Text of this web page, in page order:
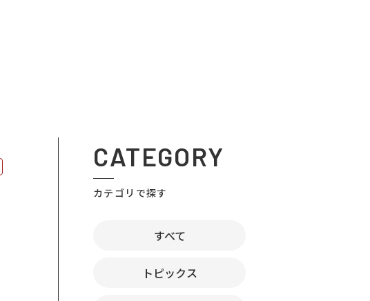
CATEGORY
カテゴリで探す
すべて
トピックス